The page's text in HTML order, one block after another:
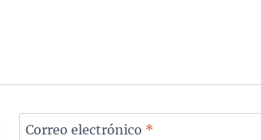
Correo electrónico *